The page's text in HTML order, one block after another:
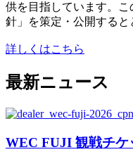
供を目指しています。
針」を策定・公開すると
詳しくはこちら
最新ニュース
WEC FUJI 観戦チケ